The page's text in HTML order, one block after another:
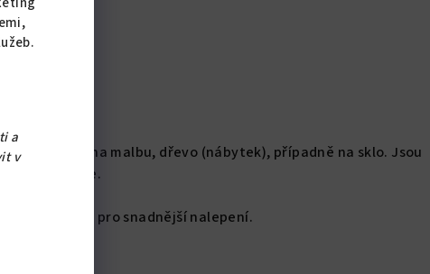
a
vpro lepení na malbu, dřevo (nábytek), případně na sklo. Jsou
fólie.
ve 3 částech pro snadnější nalepení.